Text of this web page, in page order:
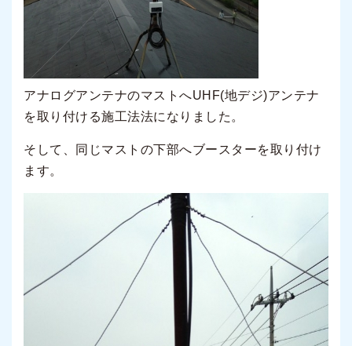
アナログアンテナのマストへUHF(地デジ)アンテナ
を取り付ける施工法法になりました。
そして、同じマストの下部へブースターを取り付け
ます。